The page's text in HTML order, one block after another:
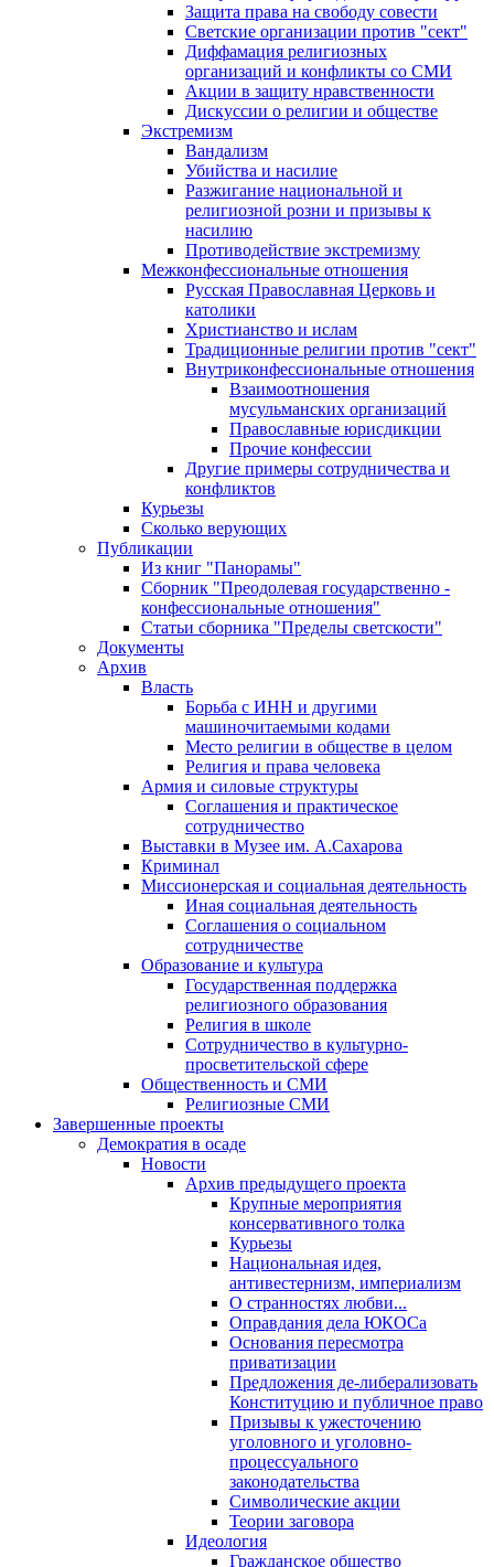
Защита права на свободу совести
Светские организации против "сект"
Диффамация религиозных
организаций и конфликты со СМИ
Акции в защиту нравственности
Дискуссии о религии и обществе
Экстремизм
Вандализм
Убийства и насилие
Разжигание национальной и
религиозной розни и призывы к
насилию
Противодействие экстремизму
Межконфессиональные отношения
Русская Православная Церковь и
католики
Христианство и ислам
Традиционные религии против "сект"
Внутриконфессиональные отношения
Взаимоотношения
мусульманских организаций
Православные юрисдикции
Прочие конфессии
Другие примеры сотрудничества и
конфликтов
Курьезы
Сколько верующих
Публикации
Из книг "Панорамы"
Сборник "Преодолевая государственно -
конфессиональные отношения"
Статьи сборника "Пределы светскости"
Документы
Архив
Власть
Борьба с ИНН и другими
машиночитаемыми кодами
Место религии в обществе в целом
Религия и права человека
Армия и силовые структуры
Соглашения и практическое
сотрудничество
Выставки в Музее им. А.Сахарова
Криминал
Миссионерская и социальная деятельность
Иная социальная деятельность
Соглашения о социальном
сотрудничестве
Образование и культура
Государственная поддержка
религиозного образования
Религия в школе
Сотрудничество в культурно-
просветительской сфере
Общественность и СМИ
Религиозные СМИ
Завершенные проекты
Демократия в осаде
Новости
Архив предыдущего проекта
Крупные мероприятия
консервативного толка
Курьезы
Национальная идея,
антивестернизм, империализм
О странностях любви...
Оправдания дела ЮКОСа
Основания пересмотра
приватизации
Предложения де-либерализовать
Конституцию и публичное право
Призывы к ужесточению
уголовного и уголовно-
процессуального
законодательства
Символические акции
Теории заговора
Идеология
Гражданское общество